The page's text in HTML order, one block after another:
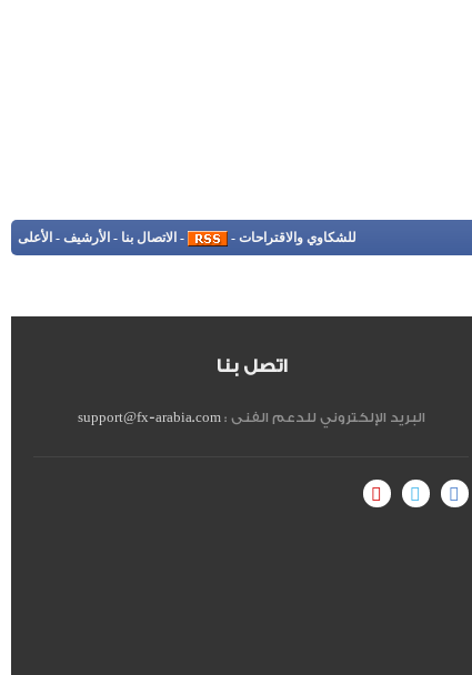
للشكاوي والاقتراحات -
- الاتصال بنا - الأرشيف - الأعلى
اتصل بنا
البريد الإلكتروني للدعم الفنى :support@fx-arabia.com